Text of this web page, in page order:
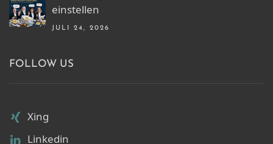
einstellen
JULI 24, 2026
FOLLOW US
Xing
Linkedin